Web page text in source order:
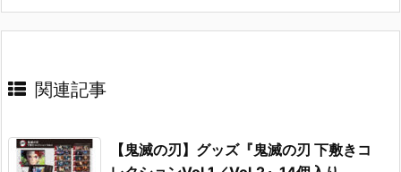
関連記事
【鬼滅の刃】グッズ『鬼滅の刃 下敷きコ